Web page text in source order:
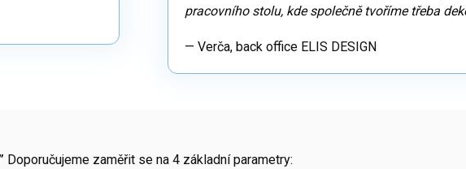
pracovního stolu, kde společně tvoříme třeba
— Verča, back office ELIS DESIGN
Doporučujeme zaměřit se na 4 základní parametry: